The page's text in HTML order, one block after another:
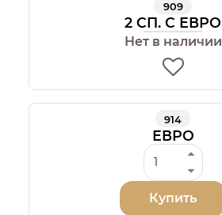
909
2 СП. С ЕВРО
Нет в наличии
914
ЕВРО
Купить